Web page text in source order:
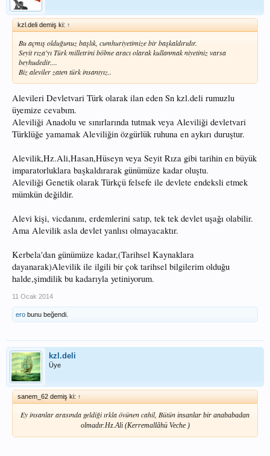
kzl.deli demiş ki: ↑
Bu açmış olduğunuz başlık, cumhuriyetimize bir başkaldırıdır.
Seyit rıza'yı Türk milletrini bölme aracı olarak kullanmak niyetiniz varsa
beyhudedir....
Biz aleviler zaten türk insanıyız..
Alevileri Devletvari Türk olarak ilan eden Sn kzl.deli rumuzlu
üyemize cevabım.
Aleviliği Anadolu ve sınırlarında tutmak veya Aleviliği devletvari
Türklüğe yamamak Aleviliğin özgürlük ruhuna en aykırı duruştur.
Alevilik,Hz.Ali,Hasan,Hüseyn veya Seyit Rıza gibi tarihin en büyük
imparatorluklara başkaldırarak günümüze kadar oluştu.
Aleviliği Genetik olarak Türkçü felsefe ile devlete endeksli etmek
mümkün değildir.
Alevi kişi, vicdanını, erdemlerini satıp, tek tek devlet uşağı olabilir.
Ama Alevilik asla devlet yanlısı olmayacaktır.
Kerbela'dan günümüze kadar,(Tarihsel Kaynaklara
dayanarak)Alevilik ile ilgili bir çok tarihsel bilgilerim olduğu
halde,şimdilik bu kadarıyla yetiniyorum.
11 Ocak 2014
ero bunu beğendi.
kzl.deli
Üye
sanem_62 demiş ki: ↑
Ey insanlar arasında geldiği ırkla övünen cahil, Bütün insanlar bir anababadan
olmadır.Hz.Ali (Kerremallâhü Veche )